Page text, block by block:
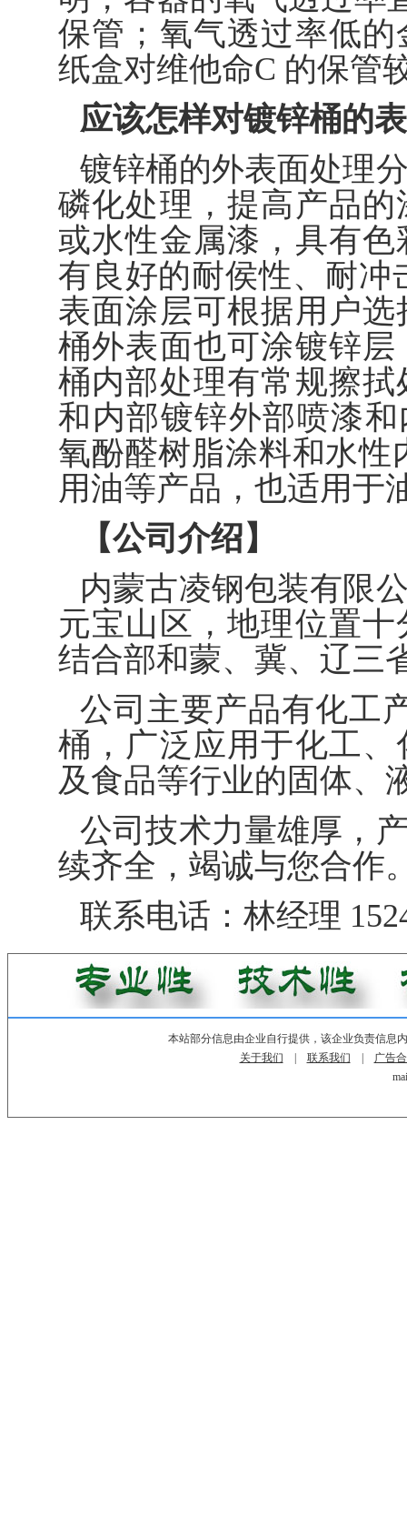
保管；氧气透过率低
纸盒对维他命C 的保管
应该怎样对镀锌桶的
镀锌桶的外表面处理
磷化处理，提高产品
或水性金属漆，具有
有良好的耐侯性、耐冲
表面涂层可根据用户
桶外表面也可涂镀锌
桶内部处理有常规擦
和内部镀锌外部喷漆
氧酚醛树脂涂料和水
用油等产品，也适用于
【公司介绍】
内蒙古凌钢包装有限
元宝山区，地理位置
结合部和蒙、冀、辽三
公司主要产品有化工
桶，广泛应用于化工
及食品等行业的固体、
公司技术力量雄厚，
续齐全，竭诚与您合作
联系电话：林经理
本站部分信息由企业自行提供，该企业负责信息
关于我们
联系我们
广告